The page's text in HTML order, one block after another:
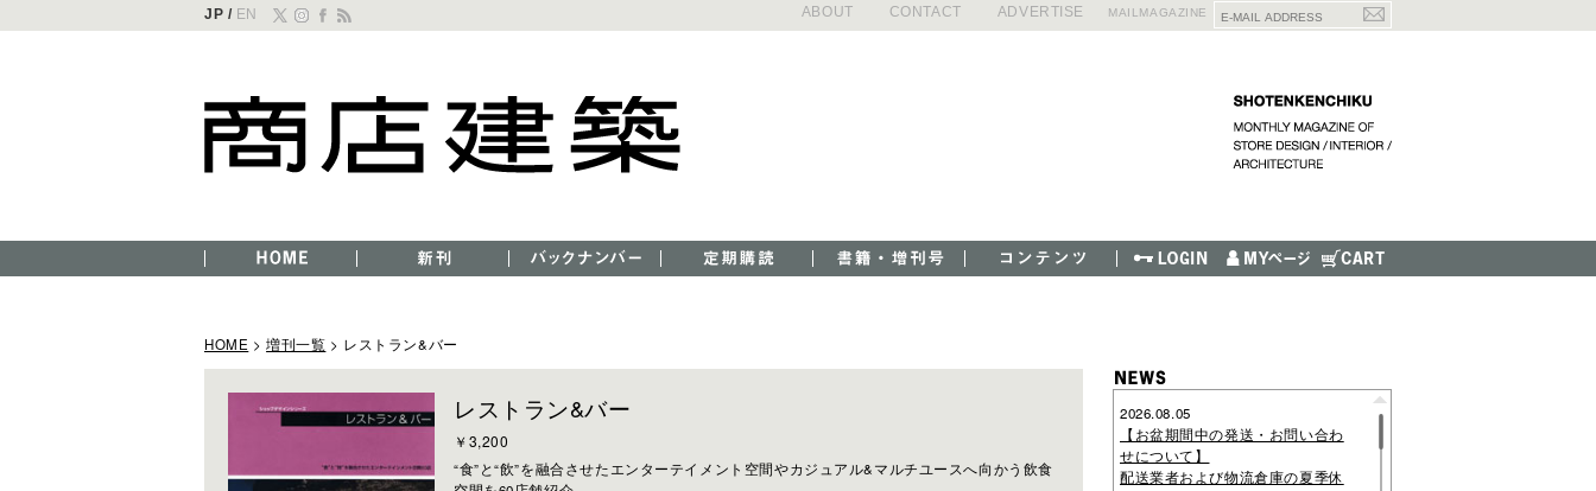
JP / EN ABOUT CONTACT ADVERTISE MAILMAGAZINE
HOME >増刊一覧 > レストラン&バー
レストラン&バー
￥3,200
“食”と“飲”を融合させたエンターテイメント空間やカジュアル&マルチユースへ向かう飲食
2026.08.05
【お盆期間中の発送・お問い合わ
せについて】
配送業者および物流倉庫の夏季休